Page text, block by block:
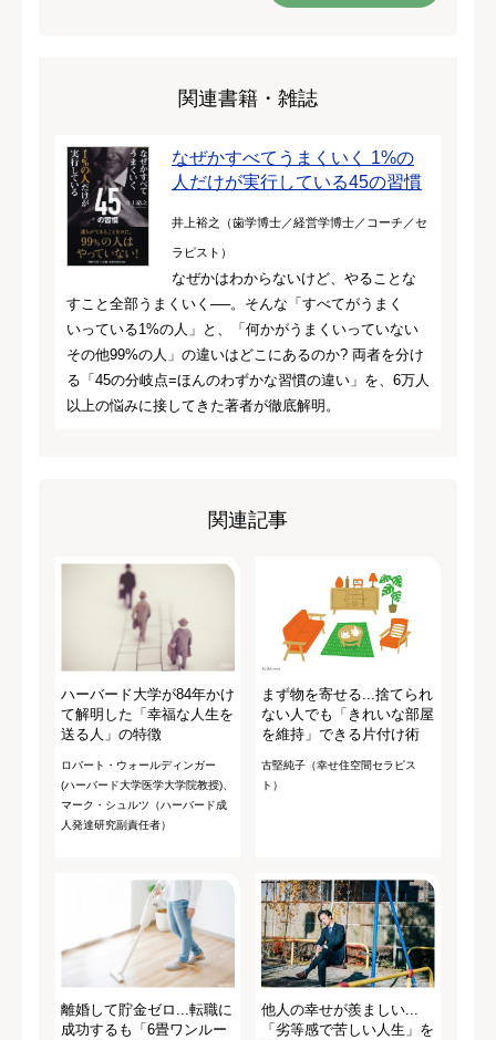
関連書籍・雑誌
なぜかすべてうまくいく 1%の
人だけが実行している45の習慣
井上裕之（歯学博士／経営学博士／コーチ／セ
ラピスト）
なぜかはわからないけど、やることな
すこと全部うまくいく──。そんな「すべてがうまく
いっている1%の人」と、「何かがうまくいっていない
その他99%の人」の違いはどこにあるのか? 両者を分け
る「45の分岐点=ほんのわずかな習慣の違い」を、6万人
以上の悩みに接してきた著者が徹底解明。
関連記事
ハーバード大学が84年かけ
て解明した「幸福な人生を
送る人」の特徴
ロバート・ウォールディンガー
(ハーバード大学医学大学院教授)、
マーク・シュルツ（ハーバード成
人発達研究副責任者）
まず物を寄せる...捨てられ
ない人でも「きれいな部屋
を維持」できる片付け術
古堅純子（幸せ住空間セラピス
ト）
離婚して貯金ゼロ...転職に
成功するも「6畳ワンルー
他人の幸せが羨ましい...
「劣等感で苦しい人生」を